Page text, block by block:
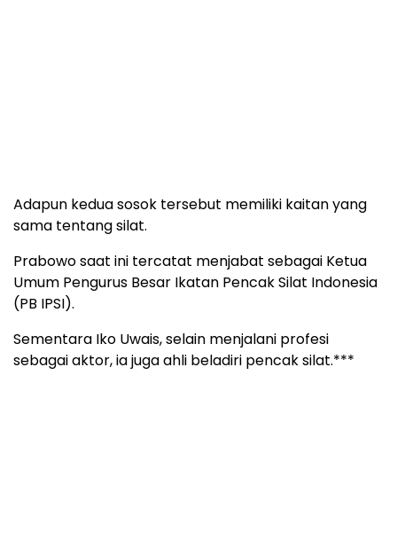
Adapun kedua sosok tersebut memiliki kaitan yang
sama tentang silat.
Prabowo saat ini tercatat menjabat sebagai Ketua
Umum Pengurus Besar Ikatan Pencak Silat Indonesia
(PB IPSI).
Sementara Iko Uwais, selain menjalani profesi
sebagai aktor, ia juga ahli beladiri pencak silat.***